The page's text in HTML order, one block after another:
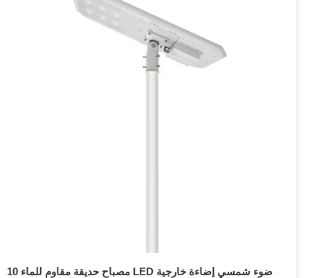
مصباح حديقة مقاوم للماء 10 LED ضوء شمسي إضاءة خارجية